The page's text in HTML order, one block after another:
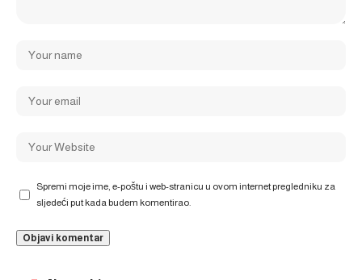
Spremi moje ime, e-poštu i web-stranicu u ovom internet pregledniku za
sljedeći put kada budem komentirao.